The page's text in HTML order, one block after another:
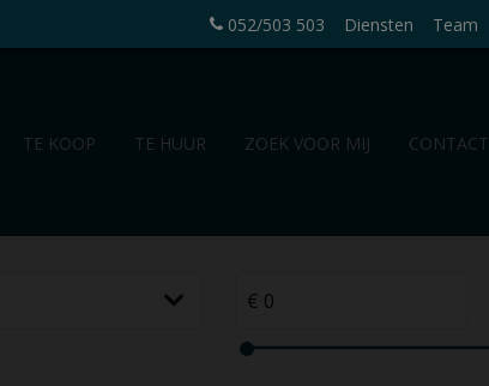
052/503 503 Diensten Team
TE KOOP TE HUUR ZOEK VOOR MIJ CONTACT